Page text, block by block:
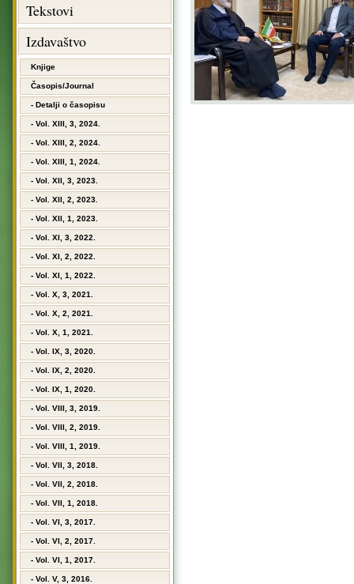
Tekstovi
Izdavaštvo
Knjige
Časopis/Journal
- Detalji o časopisu
- Vol. XIII, 3, 2024.
- Vol. XIII, 2, 2024.
- Vol. XIII, 1, 2024.
- Vol. XII, 3, 2023.
- Vol. XII, 2, 2023.
- Vol. XII, 1, 2023.
- Vol. XI, 3, 2022.
- Vol. XI, 2, 2022.
- Vol. XI, 1, 2022.
- Vol. X, 3, 2021.
- Vol. X, 2, 2021.
- Vol. X, 1, 2021.
- Vol. IX, 3, 2020.
- Vol. IX, 2, 2020.
- Vol. IX, 1, 2020.
- Vol. VIII, 3, 2019.
- Vol. VIII, 2, 2019.
- Vol. VIII, 1, 2019.
- Vol. VII, 3, 2018.
- Vol. VII, 2, 2018.
- Vol. VII, 1, 2018.
- Vol. VI, 3, 2017.
- Vol. VI, 2, 2017.
- Vol. VI, 1, 2017.
- Vol. V, 3, 2016.